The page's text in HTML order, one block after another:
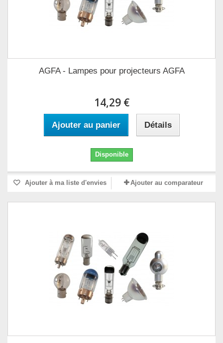
AGFA - Lampes pour projecteurs AGFA
14,29 €
Ajouter au panier Détails
Disponible
Ajouter à ma liste d'envies Ajouter au comparateur